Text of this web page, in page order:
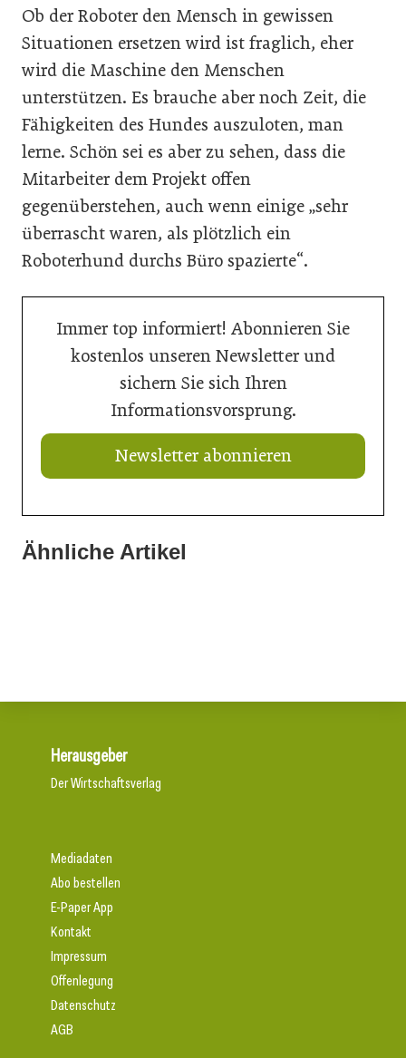
Ob der Roboter den Mensch in gewissen
Situationen ersetzen wird ist fraglich, eher
wird die Maschine den Menschen
unterstützen. Es brauche aber noch Zeit, die
Fähigkeiten des Hundes auszuloten, man
lerne. Schön sei es aber zu sehen, dass die
Mitarbeiter dem Projekt offen
gegenüberstehen, auch wenn einige „sehr
überrascht waren, als plötzlich ein
Roboterhund durchs Büro spazierte“.
Immer top informiert! Abonnieren Sie
kostenlos unseren Newsletter und
sichern Sie sich Ihren
Informationsvorsprung.
Newsletter abonnieren
Ähnliche Artikel
21. Juli 2026
Herausgeber
Der Wirtschaftsverlag
Mediadaten
Abo bestellen
E-Paper App
Kontakt
Impressum
Offenlegung
Datenschutz
AGB